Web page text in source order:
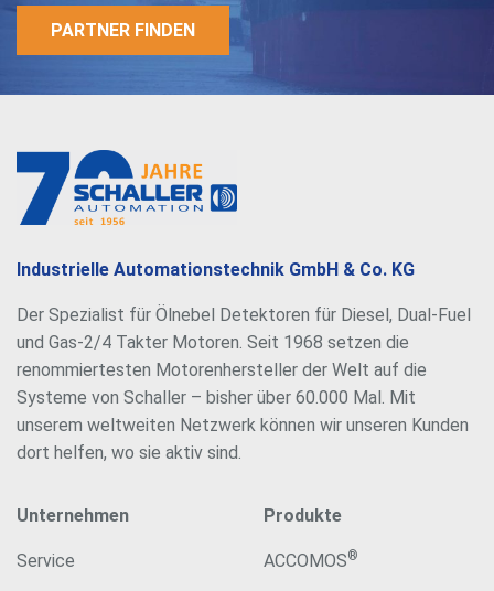
PARTNER FINDEN
Industrielle Automationstechnik GmbH & Co. KG
Der Spezialist für Ölnebel Detektoren für Diesel, Dual-Fuel
und Gas-2/4 Takter Motoren. Seit 1968 setzen die
renommiertesten Motorenhersteller der Welt auf die
Systeme von Schaller – bisher über 60.000 Mal. Mit
unserem weltweiten Netzwerk können wir unseren Kunden
dort helfen, wo sie aktiv sind.
Unternehmen
Service
Produkte
ACCOMOS®